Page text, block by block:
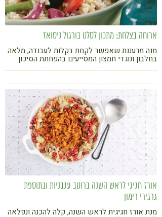
ארוחה בצלחת: מתכון לסלט בורגול ניסואז
מנה מרעננת שאפשר לקחת בקלות לעבודה, מלאה
בחלבון ונוגדי חמצון המסייעים בהפחתת הסיכון
אורז חגיגי לראש השנה ברוטב עגבניות ובתוספת
גרגירי רימון
מנת אורז חגיגית לראש השנה, קלה להכנה ונפלאה